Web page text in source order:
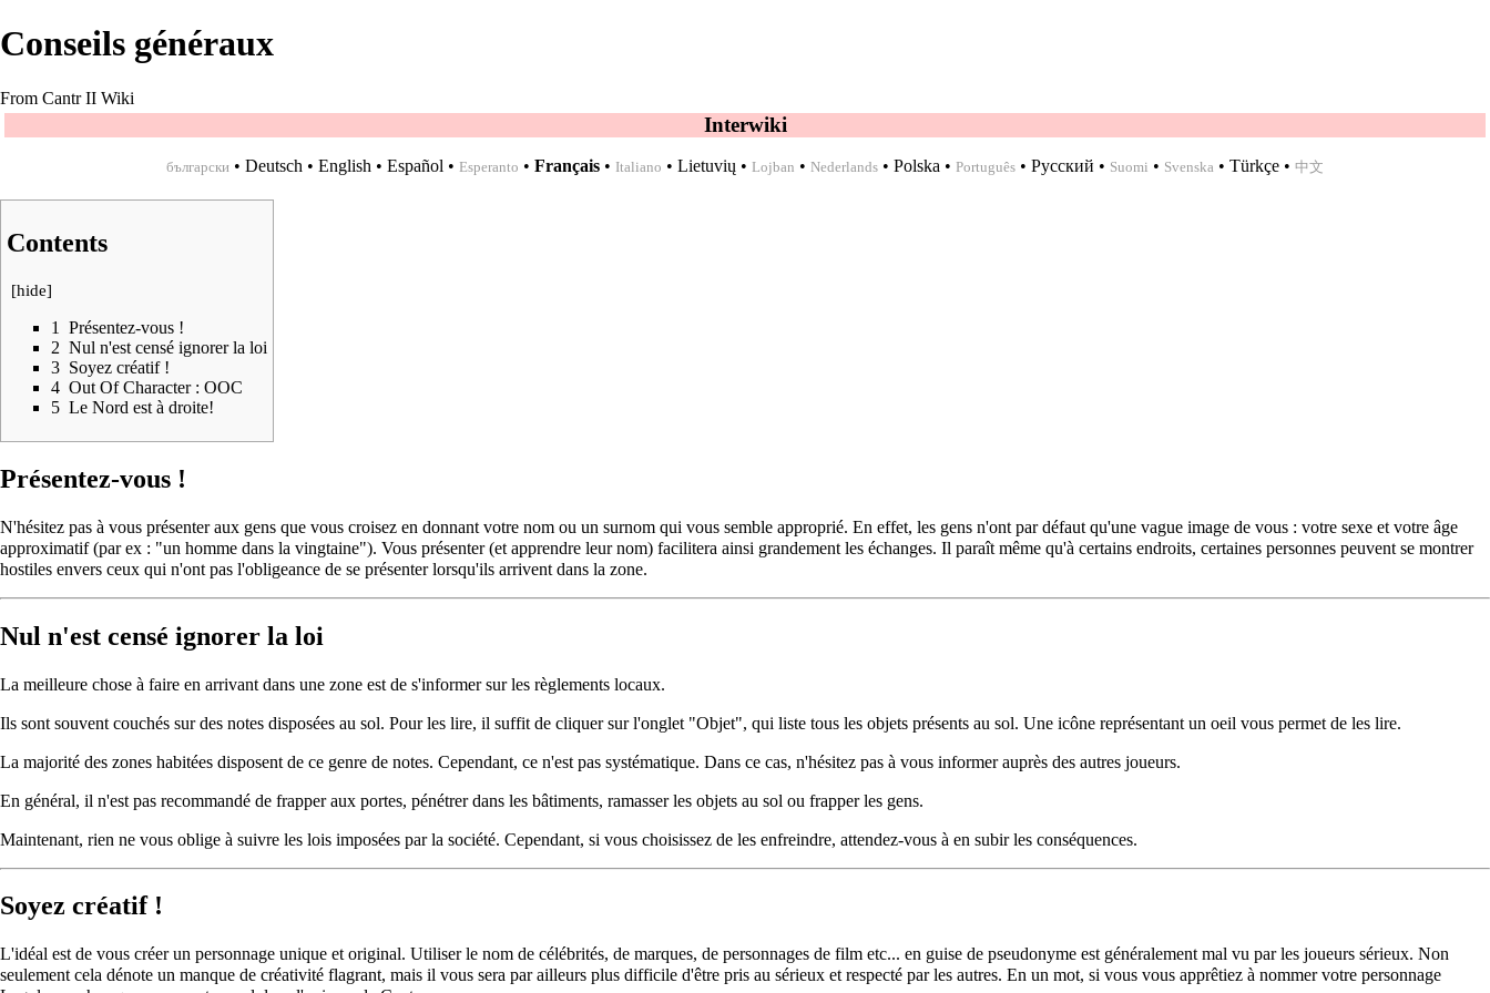
Conseils généraux
From Cantr II Wiki
Interwiki
български • Deutsch • English • Español • Esperanto • Français • Italiano • Lietuvių • Lojban • Nederlands • Polska • Português • Русский • Suomi • Svenska • Türkçe • 中文
Contents
[hide]
1
Présentez-vous !
2 Nul n'est censé ignorer la loi
3 Soyez créatif !
4 Out Of Character : OOC
5 Le Nord est à droite!
Présentez-vous !
N'hésitez pas à vous présenter aux gens que vous croisez en donnant votre nom ou un surnom qui vous semble approprié. En effet, les gens n'ont par défaut qu'une vague image de vous : votre sexe et votre âge
approximatif (par ex : "un homme dans la vingtaine"). Vous présenter (et apprendre leur nom) facilitera ainsi grandement les échanges. Il paraît même qu'à certains endroits, certaines personnes peuvent se montrer
hostiles envers ceux qui n'ont pas l'obligeance de se présenter lorsqu'ils arrivent dans la zone.
Nul n'est censé ignorer la loi
La meilleure chose à faire en arrivant dans une zone est de s'informer sur les règlements locaux.
Ils sont souvent couchés sur des notes disposées au sol. Pour les lire, il suffit de cliquer sur l'onglet "Objet", qui liste tous les objets présents au sol. Une icône représentant un oeil vous permet de les lire.
La majorité des zones habitées disposent de ce genre de notes. Cependant, ce n'est pas systématique. Dans ce cas, n'hésitez pas à vous informer auprès des autres joueurs.
En général, il n'est pas recommandé de frapper aux portes, pénétrer dans les bâtiments, ramasser les objets au sol ou frapper les gens.
Maintenant, rien ne vous oblige à suivre les lois imposées par la société. Cependant, si vous choisissez de les enfreindre, attendez-vous à en subir les conséquences.
Soyez créatif !
L'idéal est de vous créer un personnage unique et original. Utiliser le nom de célébrités, de marques, de personnages de film etc... en guise de pseudonyme est généralement mal vu par les joueurs sérieux. Non
seulement cela dénote un manque de créativité flagrant, mais il vous sera par ailleurs plus difficile d'être pris au sérieux et respecté par les autres. En un mot, si vous vous apprêtiez à nommer votre personnage